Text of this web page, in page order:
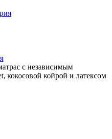
с независимым
койрой и латексом